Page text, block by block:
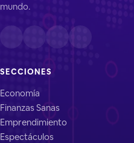
mundo.
SECCIONES
Economía
Finanzas Sanas
Emprendimiento
Espectáculos